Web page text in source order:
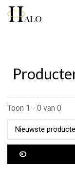
Toon 1 - 0 van 0
Nieuwste